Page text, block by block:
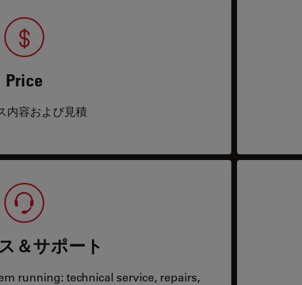
Price
内容および見積
＆サポート
running: technical service, repairs,